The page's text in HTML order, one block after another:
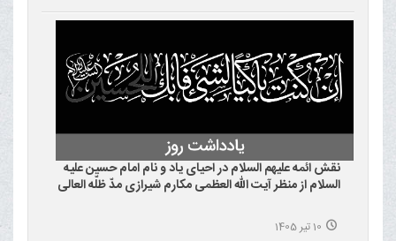
نقش ائمه علیهم السلام در احیای یاد و نام امام حسین علیه
السلام از منظر آیت الله العظمی مکارم شیرازی مدّ ظلّه العالی
10 تیر 1405